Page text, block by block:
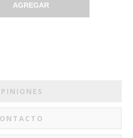
AGREGAR